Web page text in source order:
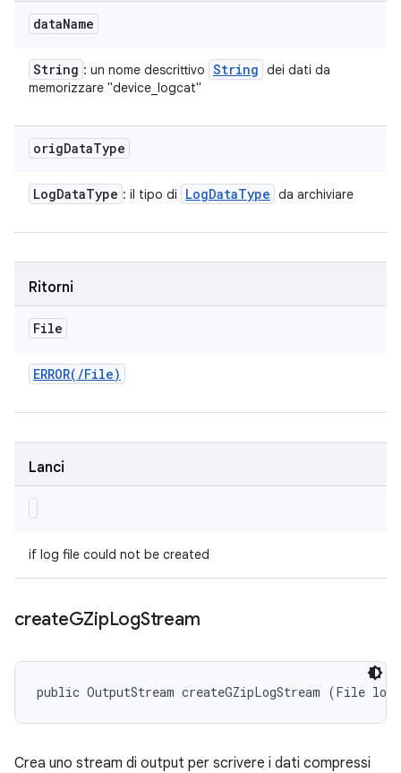
dataName
String : un nome descrittivo String dei dati da
memorizzare "device_logcat"
origDataType
LogDataType : il tipo di LogDataType da archiviare
Ritorni
File
ERROR( /File)
Lanci
if log file could not be created
createGZipLogStream
public OutputStream createGZipLogStream (File
Crea uno stream di output per scrivere i dati compressi